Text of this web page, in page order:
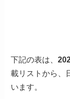
下記の表は、
載リストから、
います。